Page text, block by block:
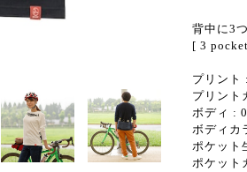
背中に3
[ 3
プリント
プリント
ボディ :
ボディカ
ポケット
ポケット